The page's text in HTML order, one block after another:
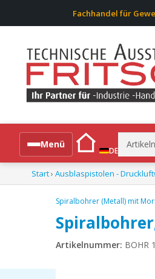
Fachhandel für
Menü
DE
Suchen
nach:
Alle Produkte
Start› Ausblaspistolen -
Spiralbohrer (Metall) mit
Artikelnummer: BOHR